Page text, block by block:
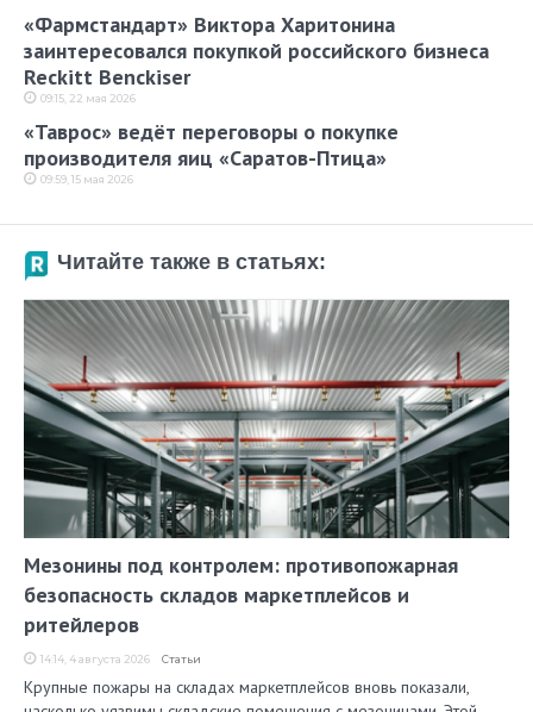
«Фармстандарт» Виктора Харитонина
заинтересовался покупкой российского бизнеса
Reckitt Benckiser
09:15, 22 мая 2026
«Таврос» ведёт переговоры о покупке
производителя яиц «Саратов-Птица»
09:59, 15 мая 2026
Читайте также в статьях:
Мезонины под контролем: противопожарная
безопасность складов маркетплейсов и
ритейлеров
14:14, 4 августа 2026 Статьи
Крупные пожары на складах маркетплейсов вновь показали,